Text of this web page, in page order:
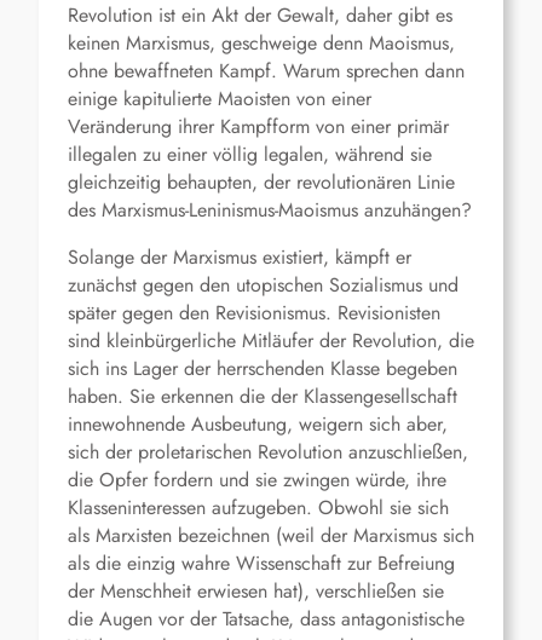
Revolution ist ein Akt der Gewalt, daher gibt es
keinen Marxismus, geschweige denn Maoismus,
ohne bewaffneten Kampf. Warum sprechen dann
einige kapitulierte Maoisten von einer
Veränderung ihrer Kampfform von einer primär
illegalen zu einer völlig legalen, während sie
gleichzeitig behaupten, der revolutionären Linie
des Marxismus-Leninismus-Maoismus anzuhängen?
Solange der Marxismus existiert, kämpft er
zunächst gegen den utopischen Sozialismus und
später gegen den Revisionismus. Revisionisten
sind kleinbürgerliche Mitläufer der Revolution, die
sich ins Lager der herrschenden Klasse begeben
haben. Sie erkennen die der Klassengesellschaft
innewohnende Ausbeutung, weigern sich aber,
sich der proletarischen Revolution anzuschließen,
die Opfer fordern und sie zwingen würde, ihre
Klasseninteressen aufzugeben. Obwohl sie sich
als Marxisten bezeichnen (weil der Marxismus sich
als die einzig wahre Wissenschaft zur Befreiung
der Menschheit erwiesen hat), verschließen sie
die Augen vor der Tatsache, dass antagonistische